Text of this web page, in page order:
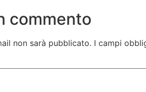
commento
non sarà pubblicato. I campi